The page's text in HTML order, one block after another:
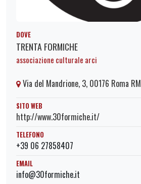
DOVE
TRENTA FORMICHE
associazione culturale arci
Via del Mandrione, 3, 00176 Roma RM
SITO WEB
http://www.30formiche.it/
TELEFONO
+39 06 27858407
EMAIL
info@30formiche.it